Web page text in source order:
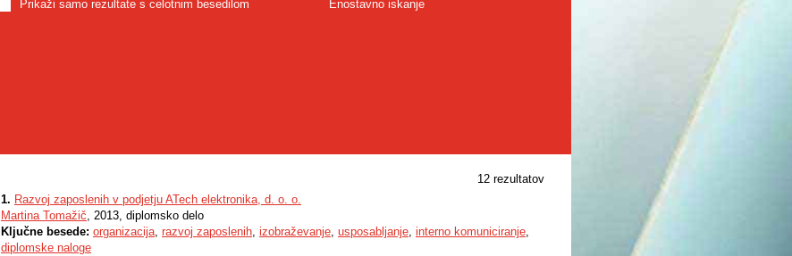
Prikaži samo rezultate s celotnim besedilom
Enostavno iskanje
12 rezultatov
1. Razvoj zaposlenih v podjetju ATech elektronika, d. o. o.
Martina Tomažič, 2013, diplomsko delo
Ključne besede: organizacija, razvoj zaposlenih, izobraževanje, usposabljanje, interno komuniciranje,
diplomske naloge